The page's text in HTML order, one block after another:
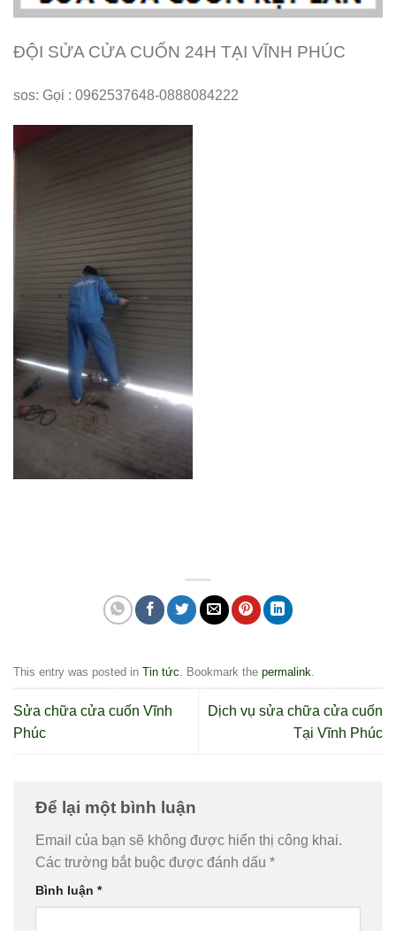
ĐỘI SỬA CỬA CUỐN 24H TẠI VĨNH PHÚC
sos: Gọi : 0962537648-0888084222
This entry was posted in Tin tức . Bookmark the permalink
Sửa chữa cửa cuốn Vĩnh
Phúc
Dịch vụ sửa chữa cửa cuốn
Tại Vĩnh Phúc
Để lại một bình luận
Email của bạn sẽ không được hiển thị công khai.
Các trường bắt buộc được đánh dấu *
Bình luận *